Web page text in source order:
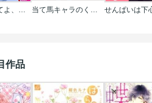
食らいついてよ、旦那さま 当て馬キャラのくせして、スパダリ王子に寵愛されています。
作品